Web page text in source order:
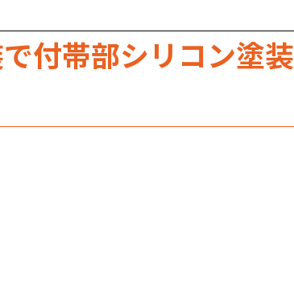
積書の見方
付帯部シリコン塗装